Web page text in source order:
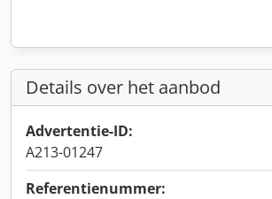
Details over het aanbod
Advertentie-ID:
A213-01247
Referentienummer: